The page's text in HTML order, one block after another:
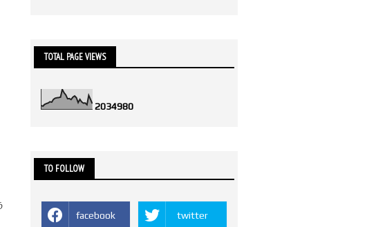
TOTAL PAGE VIEWS
2034980
TO FOLLOW
facebook twitter